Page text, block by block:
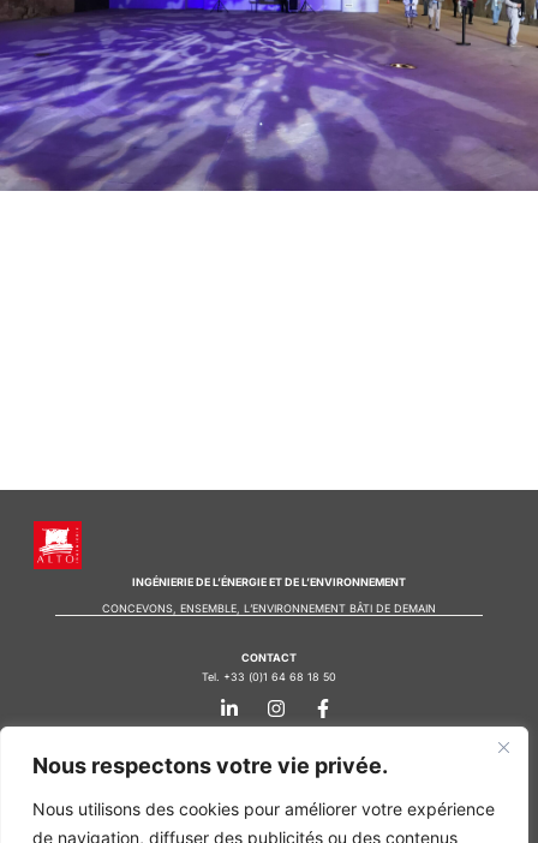
Nous respectons votre vie privée.
Nous utilisons des cookies pour améliorer votre expérience
de navigation, diffuser des publicités ou des contenus
INGÉNIERIE DE L’ÉNERGIE ET DE L’ENVIRONNEMENT
CONCEVONS, ENSEMBLE, L’ENVIRONNEMENT BÂTI DE DEMAIN
CONTACT
Tel. +33 (0)1 64 68 18 50
i
e
i
n
I
n
a
r
a
F
a
b
o
k
Nos agences
Bureau d'études Île de France
Bureau d'études Bordeaux